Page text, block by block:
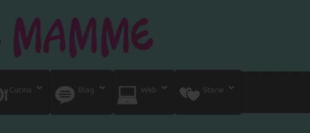
Cucina Blog Web Storie